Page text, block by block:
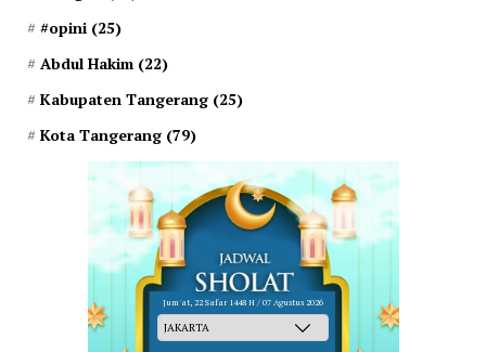
#opini (25)
Abdul Hakim (22)
Kabupaten Tangerang (25)
Kota Tangerang (79)
Jum'at, 22 Safar 1448 H / 07 Agustus 2026